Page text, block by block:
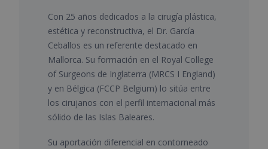
Con 25 años dedicados a la cirugía plástica,
estética y reconstructiva, el Dr. García
Ceballos es un referente destacado en
Mallorca. Su formación en el Royal College
of Surgeons de Inglaterra (MRCS I England)
y en Bélgica (FCCP Belgium) lo sitúa entre
los cirujanos con el perfil internacional más
sólido de las Islas Baleares.
Su aportación diferencial en contorneado